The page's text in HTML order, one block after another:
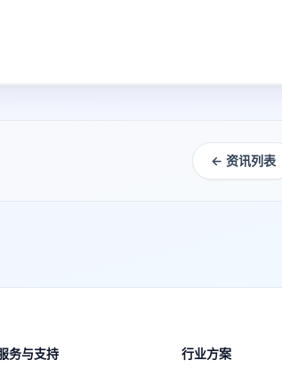
← 资讯列表
务与支持
行业方案